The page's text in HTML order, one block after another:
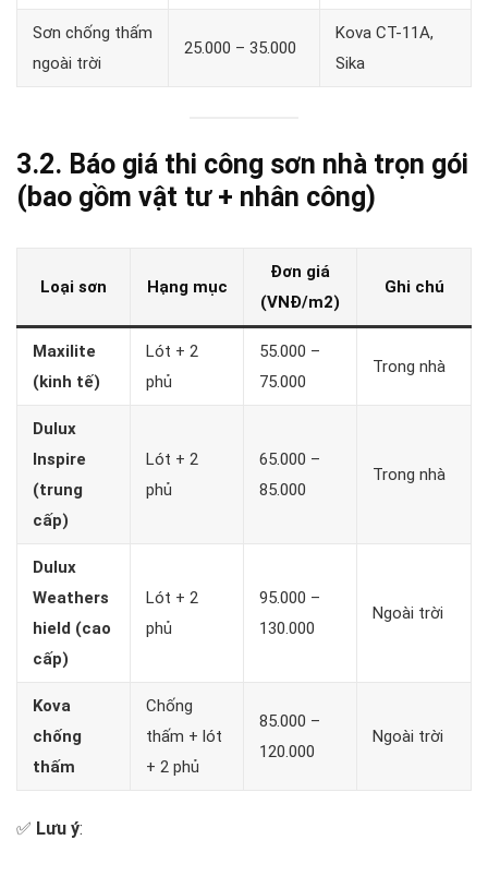
Sơn chống thấm
ngoài trời
25.000 – 35.000
Kova CT-11A,
Sika
3.2. Báo giá thi công sơn nhà trọn gói
(bao gồm vật tư + nhân công)
Loại sơn Hạng mục
Đơn giá
(VNĐ/m2)
Ghi chú
Maxilite
(kinh tế)
Lót + 2
phủ
55.000 –
75.000
Trong nhà
Dulux
Inspire
(trung
cấp)
Lót + 2
phủ
65.000 –
85.000
Trong nhà
Dulux
Weathers
hield (cao
cấp)
Lót + 2
phủ
95.000 –
130.000
Ngoài trời
Kova
chống
thấm
Chống
thấm + lót
+ 2 phủ
85.000 –
120.000
Ngoài trời
✅ Lưu ý: